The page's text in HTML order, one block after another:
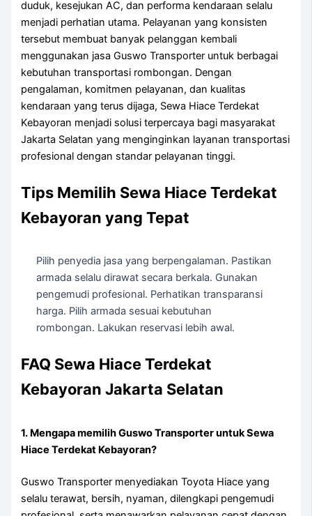
duduk, kesejukan AC, dan performa kendaraan selalu
menjadi perhatian utama. Pelayanan yang konsisten
tersebut membuat banyak pelanggan kembali
menggunakan jasa Guswo Transporter untuk berbagai
kebutuhan transportasi rombongan. Dengan
pengalaman, komitmen pelayanan, dan kualitas
kendaraan yang terus dijaga, Sewa Hiace Terdekat
Kebayoran menjadi solusi terpercaya bagi masyarakat
Jakarta Selatan yang menginginkan layanan transportasi
profesional dengan standar pelayanan tinggi.
Tips Memilih Sewa Hiace Terdekat
Kebayoran yang Tepat
Pilih penyedia jasa yang berpengalaman. Pastikan
armada selalu dirawat secara berkala. Gunakan
pengemudi profesional. Perhatikan transparansi
harga. Pilih armada sesuai kebutuhan
rombongan. Lakukan reservasi lebih awal.
FAQ Sewa Hiace Terdekat
Kebayoran Jakarta Selatan
1. Mengapa memilih Guswo Transporter untuk Sewa
Hiace Terdekat Kebayoran?
Guswo Transporter menyediakan Toyota Hiace yang
selalu terawat, bersih, nyaman, dilengkapi pengemudi